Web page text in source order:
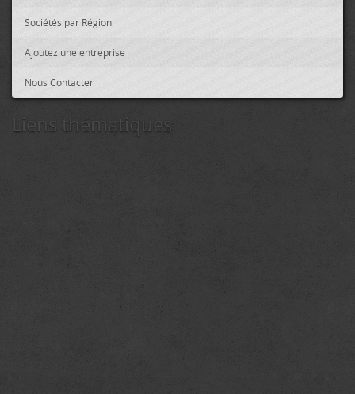
Sociétés par Région
Ajoutez une entreprise
Nous Contacter
Liens thématiques